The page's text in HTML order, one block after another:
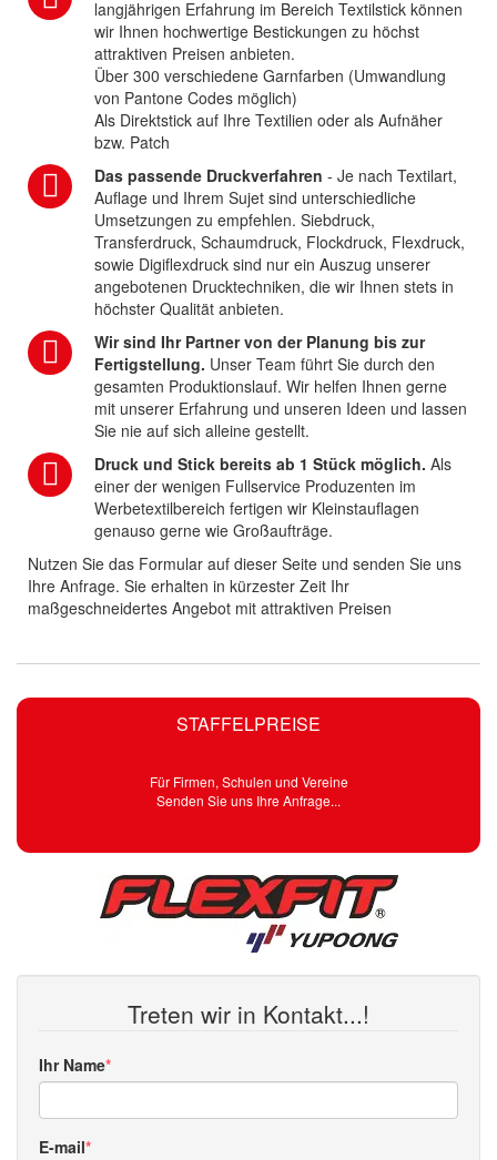
STAFFELPREISE
Für Firmen, Schulen und Vereine
Senden Sie uns Ihre Anfrage...
Treten wir in Kontakt...!
Ihr Name
E-mail
langjährigen Erfahrung im Bereich Textilstick können
wir Ihnen hochwertige Bestickungen zu höchst
attraktiven Preisen anbieten.
Über 300 verschiedene Garnfarben (Umwandlung
von Pantone Codes möglich)
Als Direktstick auf Ihre Textilien oder als Aufnäher
bzw. Patch
Das passende Druckverfahren - Je nach Textilart,
Auflage und Ihrem Sujet sind unterschiedliche
Umsetzungen zu empfehlen. Siebdruck,
Transferdruck, Schaumdruck, Flockdruck, Flexdruck,
sowie Digiflexdruck sind nur ein Auszug unserer
angebotenen Drucktechniken, die wir Ihnen stets in
höchster Qualität anbieten.
Wir sind Ihr Partner von der Planung bis zur
Fertigstellung. Unser Team führt Sie durch den
gesamten Produktionslauf. Wir helfen Ihnen gerne
mit unserer Erfahrung und unseren Ideen und lassen
Sie nie auf sich alleine gestellt.
Druck und Stick bereits ab 1 Stück möglich. Als
einer der wenigen Fullservice Produzenten im
Werbetextilbereich fertigen wir Kleinstauflagen
genauso gerne wie Großaufträge.
Nutzen Sie das Formular auf dieser Seite und senden Sie uns
Ihre Anfrage. Sie erhalten in kürzester Zeit Ihr
maßgeschneidertes Angebot mit attraktiven Preisen